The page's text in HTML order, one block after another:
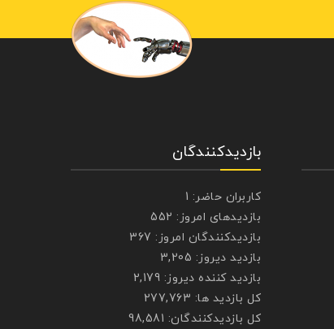
بازدیدکنندگان
کاربران حاضر: 1
بازدیدهای امروز: 552
بازدیدکنندگان امروز: 367
بازدید دیروز: 3,205
بازدید کننده دیروز: 2,179
کل بازدید ها: 277,763
کل بازدیدکنند‌گان: 98,581